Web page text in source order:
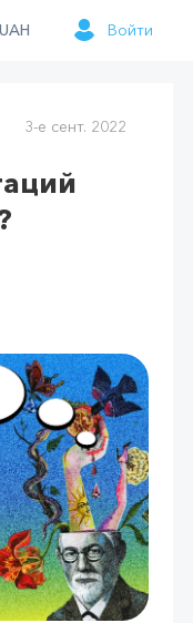
Войти
3-е сент. 2022